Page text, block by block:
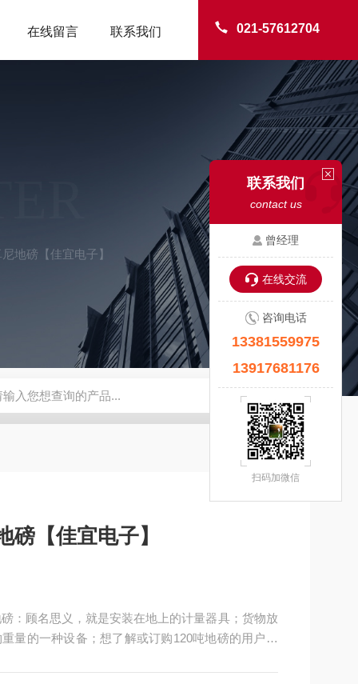
021-57612704
在线留言 联系我们
地磅【佳宜电子】
】 钢瓶秤 云南电子秤厂家 钢瓶电子秤 无
【佳宜电子】
：顾名思义，就是安装在地上的计量器具；货物放
量的一种设备；想了解或订购120吨地磅的用户，
联系我们
contact us
曾经理
在线交流
咨询电话
13381559975
13917681176
扫码加微信